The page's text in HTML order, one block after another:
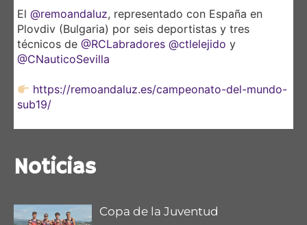
El @remoandaluz, representado con España en
Plovdiv (Bulgaria) por seis deportistas y tres
técnicos de @RCLabradores @ctlelejido y
@CNauticoSevilla
https://remoandaluz.es/campeonato-del-mundo-
sub19/
Noticias
Copa de la Juventud